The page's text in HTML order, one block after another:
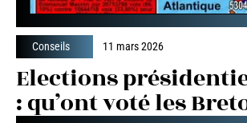
Conseils 11 mars 2026
Elections
: qu’ont voté les